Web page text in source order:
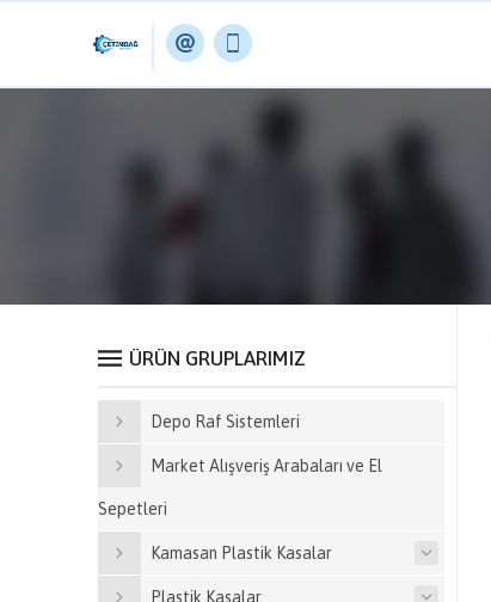
ÜRÜN GRUPLARIMIZ
Depo Raf Sistemleri
Market Alışveriş Arabaları ve El
Sepetleri
Kamasan Plastik Kasalar
Plastik Kasalar